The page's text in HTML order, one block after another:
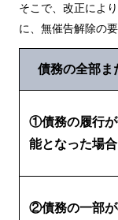
そこで、改正によ
に、無催告解除の
債務の全部ま
①債務の履行
能となった場合
②債務の一部が